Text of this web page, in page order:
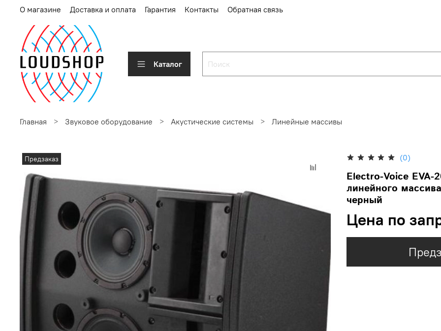
О магазине Доставка и оплата Гарантия Контакты Обратная связь
Каталог
Главная Звуковое оборудование Акустические системы Линейные массивы
Предзаказ (0)
Electro-Voice EVA-
линейного
черный
Цена по